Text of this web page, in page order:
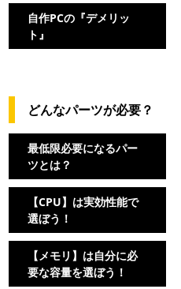
自作PCの『デメリッ
ト』
どんなパーツが必要？
最低限必要になるパー
ツとは？
【CPU】は実効性能で
選ぼう！
【メモリ】は自分に必
要な容量を選ぼう！